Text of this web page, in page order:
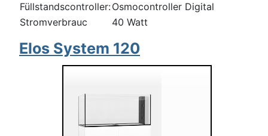
Füllstandscontroller:Osmocontroller Digital
Stromverbrauc
40 Watt
Elos System 120